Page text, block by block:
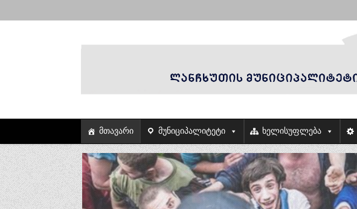
მთავარი მუნიციპალიტეტი ხელისუფლება